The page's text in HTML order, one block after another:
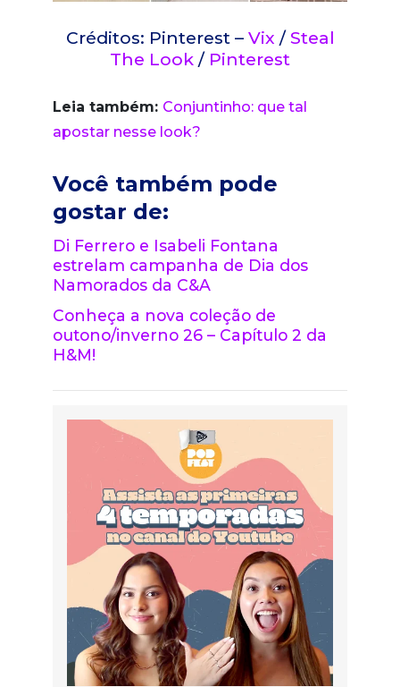
Créditos: Pinterest – Vix /Steal
The Look / Pinterest
Leia também: Conjuntinho: que tal
apostar nesse look?
Você também pode
gostar de:
Di Ferrero e Isabeli Fontana
estrelam campanha de Dia dos
Namorados da C&A
Conheça a nova coleção de
outono/inverno 26 – Capítulo 2 da
H&M!